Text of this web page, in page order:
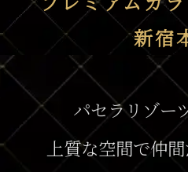
新宿
パセラリゾー
上質な空間で仲